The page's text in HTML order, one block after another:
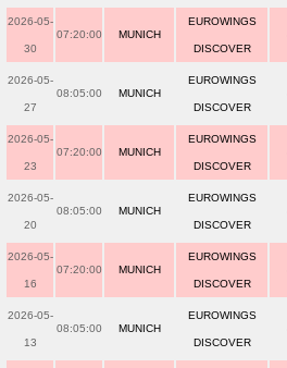
2026-05-
30
07:20:00 MUNICH
EUROWINGS
DISCOVER
2026-05-
27
08:05:00 MUNICH
EUROWINGS
DISCOVER
2026-05-
23
07:20:00 MUNICH
EUROWINGS
DISCOVER
2026-05-
20
08:05:00 MUNICH
EUROWINGS
DISCOVER
2026-05-
16
07:20:00 MUNICH
EUROWINGS
DISCOVER
2026-05-
13
08:05:00 MUNICH
EUROWINGS
DISCOVER